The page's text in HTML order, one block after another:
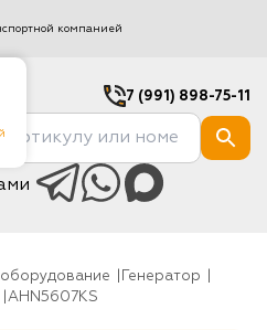
компанией
7 (991) 898-75-11
генератор
AHN5607KS